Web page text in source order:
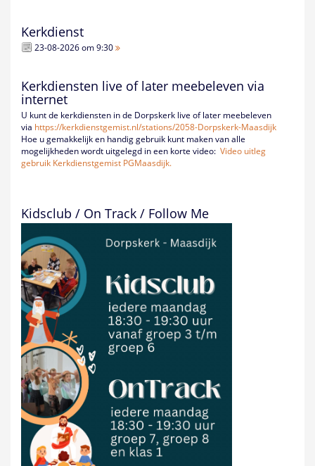
Kerkdienst
23-08-2026 om 9:30
Kerkdiensten live of later meebeleven via
internet
U kunt de kerkdiensten in de Dorpskerk live of later meebeleven
via https://kerkdienstgemist.nl/stations/2058-Dorpskerk-Maasdijk
Hoe u gemakkelijk en handig gebruik kunt maken van alle
mogelijkheden wordt uitgelegd in een korte video: Video uitleg
gebruik Kerkdienstgemist PGMaasdijk.
Kidsclub / On Track / Follow Me